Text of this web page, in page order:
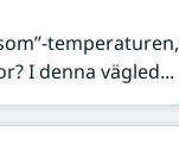
temperaturen,
I denna vägled...